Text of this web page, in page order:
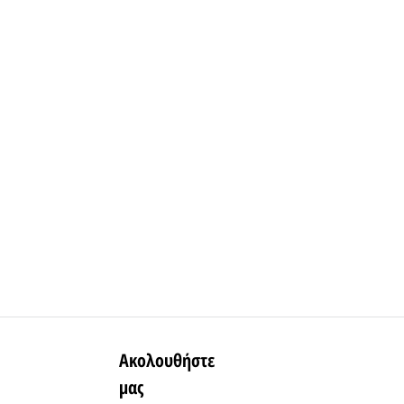
Ακολουθήστε
μας